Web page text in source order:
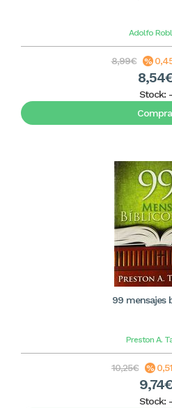
Adolfo
8,99€
Stock: -
99 mensajes
Preston A.
10,25€
Stock: -